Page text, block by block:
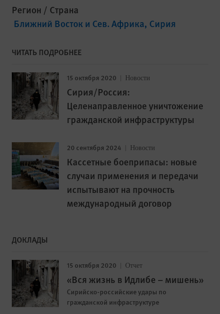
Регион / Страна
Ближний Восток и Сев. Африка Сирия
ЧИТАТЬ ПОДРОБНЕЕ
15 октября 2020 Новости
Сирия/Россия:
Целенаправленное уничтожение
гражданской инфраструктуры
20 сентября 2024 Новости
Кассетные боеприпасы: новые
случаи применения и передачи
испытывают на прочность
международный договор
ДОКЛАДЫ
15 октября 2020 Отчет
«Вся жизнь в Идлибе – мишень»
Сирийско-российские удары по
гражданской инфраструктуре